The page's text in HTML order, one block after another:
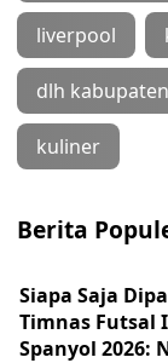
liverpool
dlh
kuliner
Berita
Siapa Saja
Timnas Futsal
Spanyol 2026: